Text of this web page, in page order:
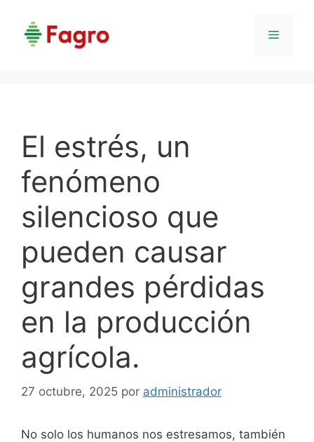
contenido
Menú
El estrés, un
fenómeno
silencioso que
pueden causar
grandes pérdidas
en la producción
agrícola.
27 octubre, 2025 por administrador
No solo los humanos nos estresamos, también